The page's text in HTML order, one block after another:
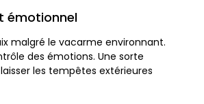
émotionnel
malgré le vacarme environnant.
des émotions. Une sorte
les tempêtes extérieures